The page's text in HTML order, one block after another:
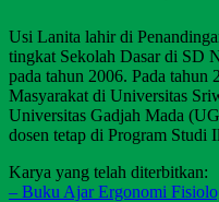
Usi Lanita lahir di
tingkat Sekolah Dasar di SD
pada tahun 2006. Pada tahun
Masyarakat di Universitas
Universitas Gadjah Mada
dosen tetap di Program Studi
Karya yang telah diterbitkan:
– Buku Ajar Ergonomi